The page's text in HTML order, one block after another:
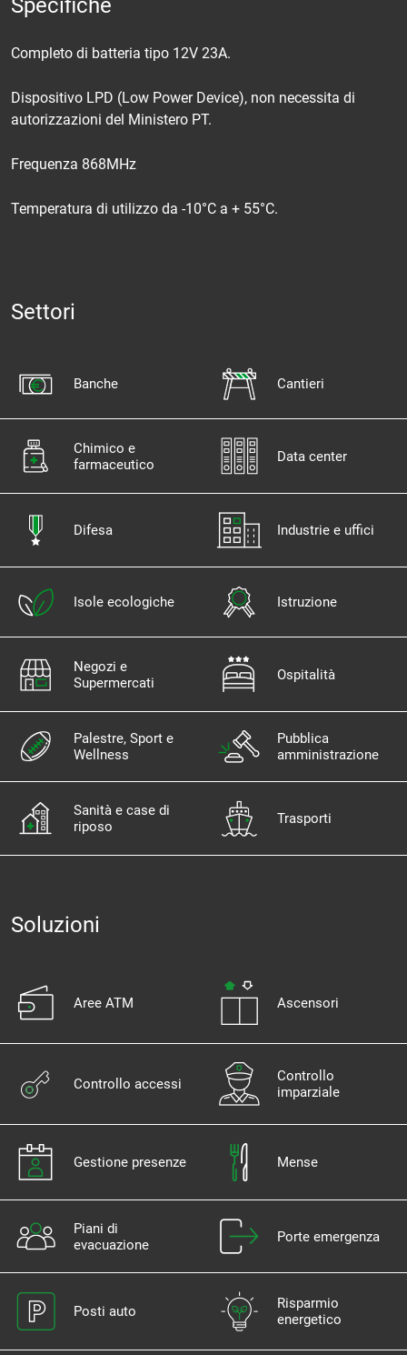
Specifiche
Completo di batteria tipo 12V 23A.
Dispositivo LPD (Low Power Device), non necessita di
autorizzazioni del Ministero PT.
Frequenza 868MHz
Temperatura di utilizzo da -10°C a + 55°C.
Settori
Banche Cantieri
Chimico e
farmaceutico
Data center
Difesa Industrie e uffici
Isole ecologiche Istruzione
Negozi e
Supermercati
Ospitalità
Palestre, Sport e
Wellness
Pubblica
amministrazione
Sanità e case di
riposo
Trasporti
Soluzioni
Aree ATM Ascensori
Controllo accessi
Controllo
imparziale
Gestione presenze Mense
Piani di
evacuazione
Porte emergenza
Posti auto
Risparmio
energetico